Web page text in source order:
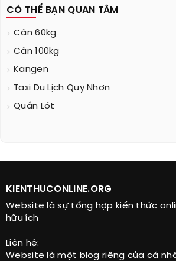
CÓ THỂ BẠN QUAN TÂM
Cân 60kg
Cân 100kg
Kangen
Taxi Du Lịch Quy Nhơn
Quần Lót
KIENTHUCONLINE.ORG
Website là sự tổng hợp kiến thức
hữu ích
Liên hệ:
Website là một blog riêng của cá